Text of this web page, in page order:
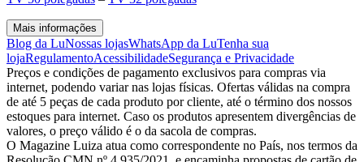
Mais informações
Blog da LuNossas lojasWhatsApp da LuTenha sua
lojaRegulamentoAcessibilidadeSegurança e Privacidade
Preços e condições de pagamento exclusivos para compras via
internet, podendo variar nas lojas físicas. Ofertas válidas na compra
de até 5 peças de cada produto por cliente, até o término dos nossos
estoques para internet. Caso os produtos apresentem divergências de
valores, o preço válido é o da sacola de compras.
O Magazine Luiza atua como correspondente no País, nos termos da